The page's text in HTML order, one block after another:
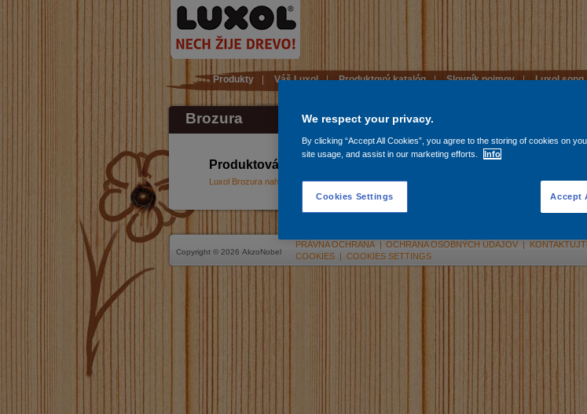
Produkty Váš Luxol | Produktový katalóg | Slovník pojmov | Luxol song
Brozura
Produktová řada pro péči o dřevo
Luxol Brozura nahled.pdf (PDF)
Copyright © 2026 AkzoNobel
PRÁVNA OCHRANA|OCHRANA OSOBNÝCH ÚDAJOV|
COOKIES| COOKIES SETTINGS
We respect your privacy.
By clicking “Accept All Cookies”, you agree to the storing of cookies on
site usage, and assist in our marketing efforts.
Info
Cookies Settings Accept